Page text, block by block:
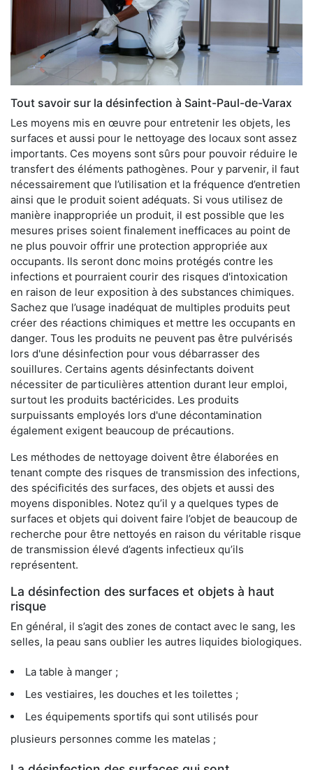
Tout savoir sur la désinfection à Saint-Paul-de-Varax
Les moyens mis en œuvre pour entretenir les objets, les
surfaces et aussi pour le nettoyage des locaux sont assez
importants. Ces moyens sont sûrs pour pouvoir réduire le
transfert des éléments pathogènes. Pour y parvenir, il faut
nécessairement que l’utilisation et la fréquence d’entretien
ainsi que le produit soient adéquats. Si vous utilisez de
manière inappropriée un produit, il est possible que les
mesures prises soient finalement inefficaces au point de
ne plus pouvoir offrir une protection appropriée aux
occupants. Ils seront donc moins protégés contre les
infections et pourraient courir des risques d'intoxication
en raison de leur exposition à des substances chimiques.
Sachez que l’usage inadéquat de multiples produits peut
créer des réactions chimiques et mettre les occupants en
danger. Tous les produits ne peuvent pas être pulvérisés
lors d'une désinfection pour vous débarrasser des
souillures. Certains agents désinfectants doivent
nécessiter de particulières attention durant leur emploi,
surtout les produits bactéricides. Les produits
surpuissants employés lors d'une décontamination
également exigent beaucoup de précautions.
Les méthodes de nettoyage doivent être élaborées en
tenant compte des risques de transmission des infections,
des spécificités des surfaces, des objets et aussi des
moyens disponibles. Notez qu’il y a quelques types de
surfaces et objets qui doivent faire l’objet de beaucoup de
recherche pour être nettoyés en raison du véritable risque
de transmission élevé d’agents infectieux qu’ils
représentent.
La désinfection des surfaces et objets à haut
risque
En général, il s’agit des zones de contact avec le sang, les
selles, la peau sans oublier les autres liquides biologiques.
La table à manger ;
Les vestiaires, les douches et les toilettes ;
Les équipements sportifs qui sont utilisés pour
plusieurs personnes comme les matelas ;